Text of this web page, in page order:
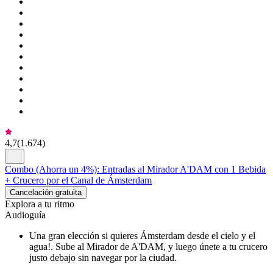
4,7(1.674)
Combo (Ahorra un 4%): Entradas al Mirador A'DAM con 1 Bebida
+ Crucero por el Canal de Ámsterdam
Cancelación gratuita
Explora a tu ritmo
Audioguía
Una gran elección si quieres Ámsterdam desde el cielo y el
agua!. Sube al Mirador de A'DAM, y luego únete a tu crucero
justo debajo sin navegar por la ciudad.